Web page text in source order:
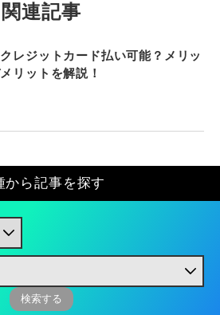
関連記事
レジットカード払い可能？メリッ
メリットを解説！
から記事を探す